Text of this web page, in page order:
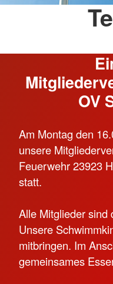
OV
Am Montag den
unsere
Feuerwehr 23923
statt.
Alle Mitglieder sind
Unsere
mitbringen. Im
gemeinsames